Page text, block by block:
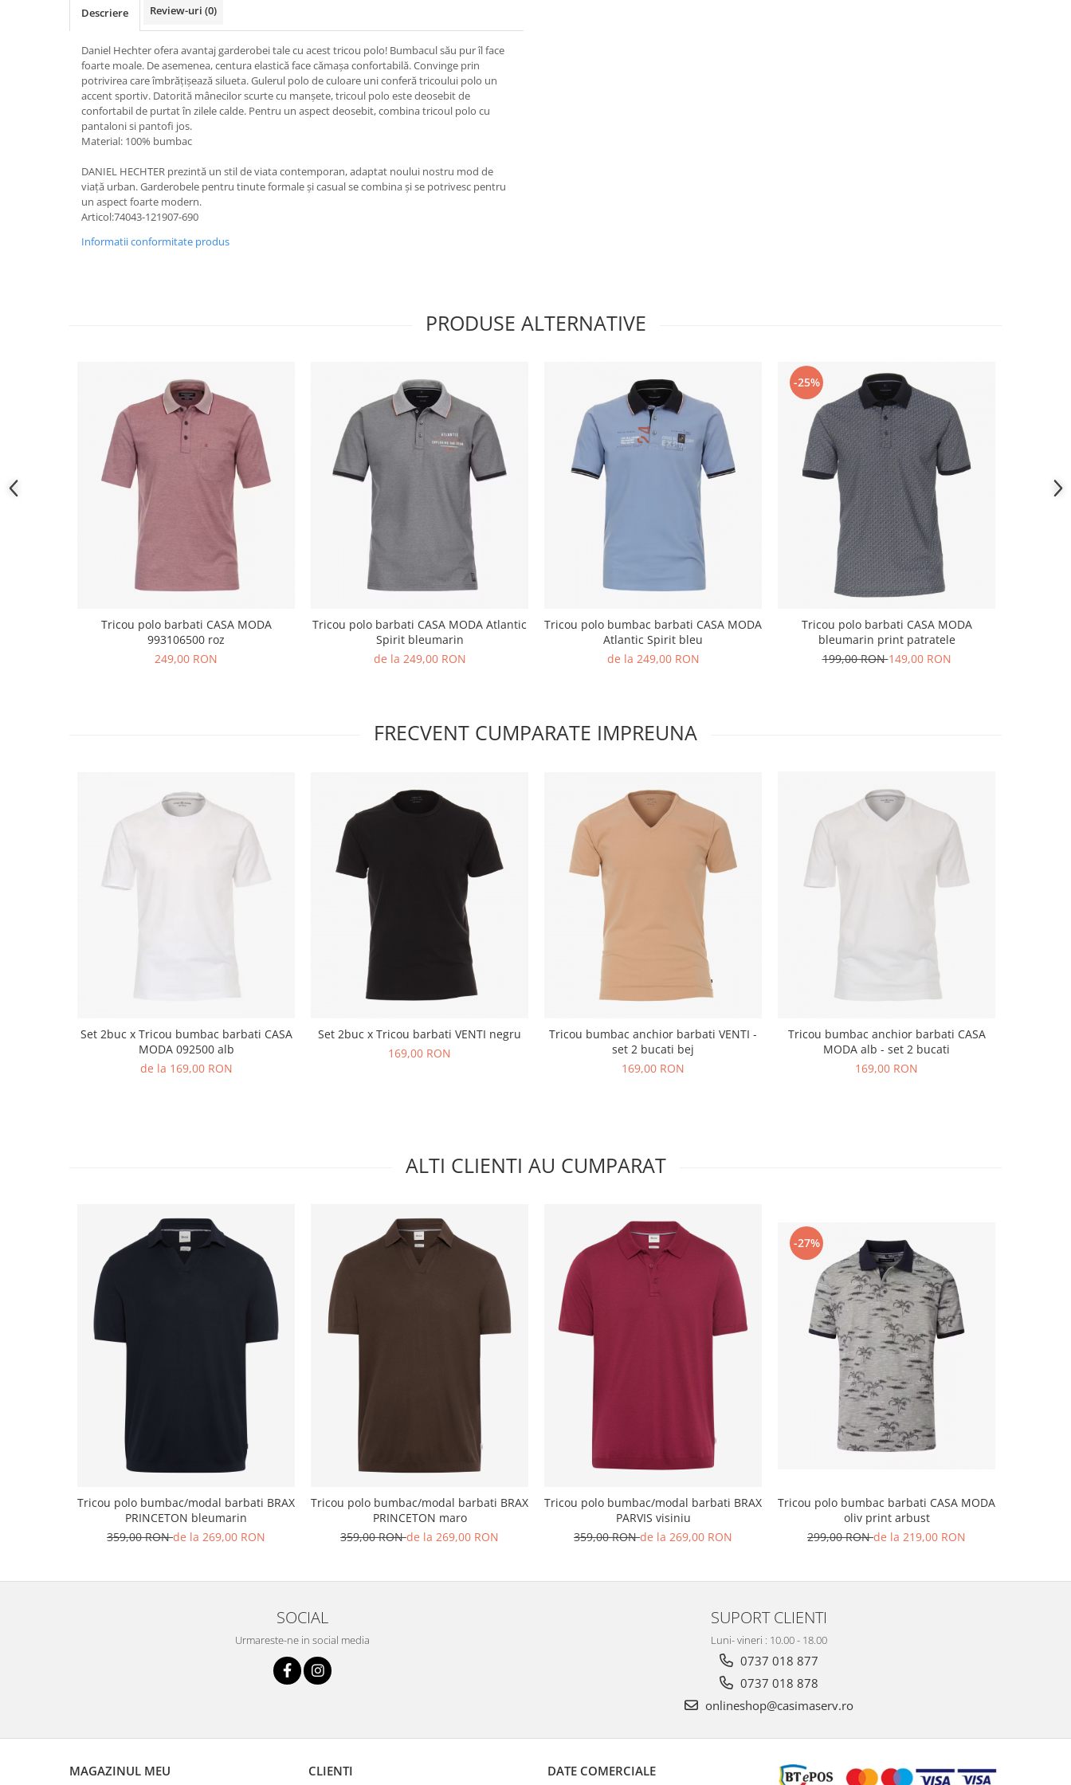
Descriere Review-uri (0)
Daniel Hechter ofera avantaj garderobei tale cu acest tricou polo! Bumbacul său pur îl face
foarte moale. De asemenea, centura elastică face cămașa confortabilă. Convinge prin
potrivirea care îmbrățișează silueta. Gulerul polo de culoare uni conferă tricoului polo un
accent sportiv. Datorită mânecilor scurte cu manșete, tricoul polo este deosebit de
confortabil de purtat în zilele calde. Pentru un aspect deosebit, combina tricoul polo cu
pantaloni si pantofi jos.
Material: 100% bumbac
DANIEL HECHTER prezintă un stil de viata contemporan, adaptat noului nostru mod de
viață urban. Garderobele pentru tinute formale și casual se combina și se potrivesc pentru
un aspect foarte modern.
Articol:74043-121907-690
Informatii conformitate produs
PRODUSE ALTERNATIVE
Tricou polo barbati CASA MODA
993106500 roz
249,00 RON
Tricou polo barbati CASA MODA Atlantic
Spirit bleumarin
de la 249,00 RON
Tricou polo bumbac barbati CASA MODA
Atlantic Spirit bleu
de la 249,00 RON
-25%
Tricou polo barbati CASA MODA
bleumarin print patratele
199,00 RON149,00 RON
FRECVENT CUMPARATE IMPREUNA
Set 2buc x Tricou bumbac barbati CASA
MODA 092500 alb
de la 169,00 RON
Set 2buc x Tricou barbati VENTI negru
169,00 RON
Tricou bumbac anchior barbati VENTI -
set 2 bucati bej
169,00 RON
Tricou bumbac anchior barbati CASA
MODA alb - set 2 bucati
169,00 RON
ALTI CLIENTI AU CUMPARAT
Tricou polo bumbac/modal barbati BRAX
PRINCETON bleumarin
359,00 RONde la 269,00 RON
Tricou polo bumbac/modal barbati BRAX
PRINCETON maro
359,00 RONde la 269,00 RON
Tricou polo bumbac/modal barbati BRAX
PARVIS visiniu
359,00 RONde la 269,00 RON
-27%
Tricou polo bumbac barbati CASA MODA
oliv print arbust
299,00 RONde la 219,00 RON
SOCIAL
Urmareste-ne in social media
SUPORT CLIENTI
Luni- vineri : 10.00 - 18.00
0737 018 877
0737 018 878
onlineshop@casimaserv.ro
MAGAZINUL MEU CLIENTI DATE COMERCIALE